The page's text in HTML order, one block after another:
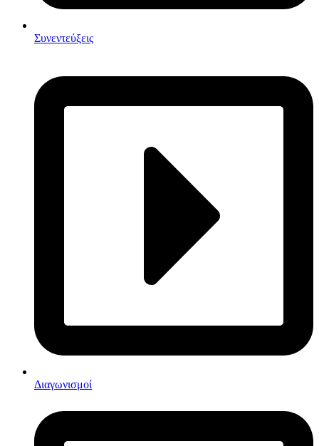
Συνεντεύξεις
Διαγωνισμοί